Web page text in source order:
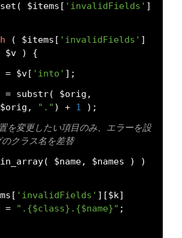
( $items [ 'invalidFields' ]
( $items [ 'invalidFields' ]
$v )
{
= $v [ 'into' ];
= substr( $orig ,
$orig , "." ) + 1
);
変更したい項目のみ、エラーを設
クラス名を差替
in_array( $name, $names )
)
[ 'invalidFields' ][$k]
= ".{$class}.{$name}" ;